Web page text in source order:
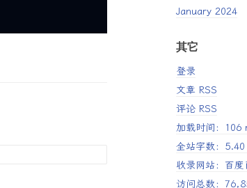
January 2024
其它
登录
文章 RSS
评论 RSS
加载时间：106
全站字数：5.40
收录网站：百度
访问总数：